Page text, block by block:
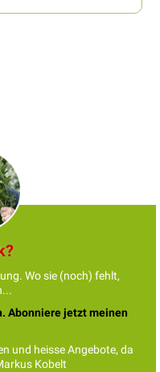
Wo sie (noch) fehlt,
Abonniere jetzt meinen
und heisse Angebote, da
Kobelt